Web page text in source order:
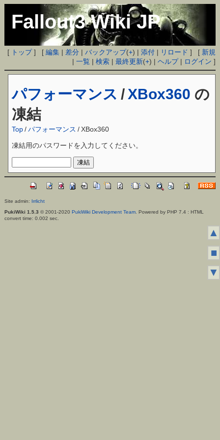
Fallout3 Wiki JP
[ トップ] [編集 | 差分 |バックアップ(+) |添付 | リロード ] [ 新規
|一覧 |検索 |最終更新(+) |ヘルプ| ログイン ]
パフォーマンス / XBox360 の
凍結
Top /パフォーマンス /XBox360
凍結用のパスワードを入力してください。
Site admin: Irrlicht
PukiWiki 1.5.3 © 2001-2020 PukiWiki Development Team. Powered by PHP 7.4 : HTML
convert time: 0.002 sec.
▲
■
▼